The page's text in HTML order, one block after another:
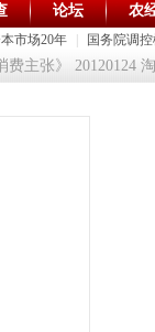
市场20年 国务院调
论坛 农
主张》 20120124